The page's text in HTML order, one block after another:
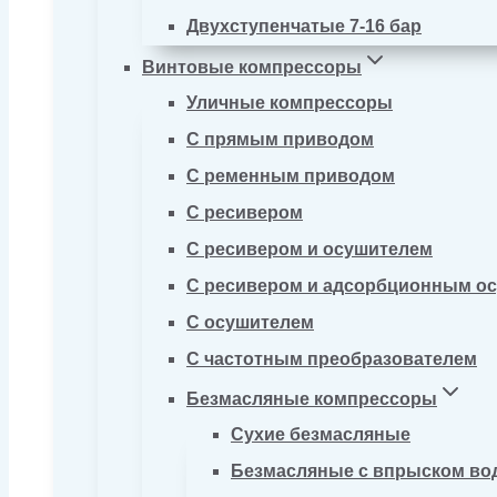
Двухступенчатые 7-16 бар
Винтовые компрессоры
Уличные компрессоры
С прямым приводом
С ременным приводом
С ресивером
С ресивером и осушителем
С ресивером и адсорбционным
С осушителем
С частотным преобразователем
Безмасляные компрессоры
Сухие безмасляные
Безмасляные с впрыском